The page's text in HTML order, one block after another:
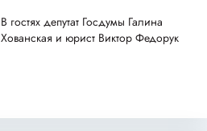
В гостях депутат Госдумы Галина
Хованская и юрист Виктор Федорук